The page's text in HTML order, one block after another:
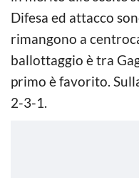
Difesa ed attacco
rimangono a
ballottaggio è tra
primo è favorito.
2-3-1.